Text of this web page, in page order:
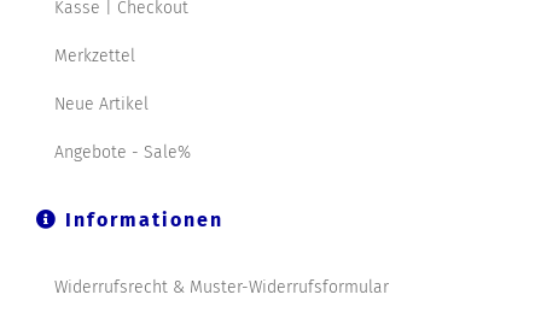
Kasse | Checkout
Merkzettel
Neue Artikel
Angebote - Sale%
Informationen
Widerrufsrecht & Muster-Widerrufsformular